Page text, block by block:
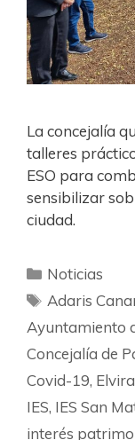
La concejalía
talleres
ESO para
sensibilizar
ciudad.
Noticias
Adaris
Ayuntamiento
Concejalía de
Covid-19,
IES, IES San
interés